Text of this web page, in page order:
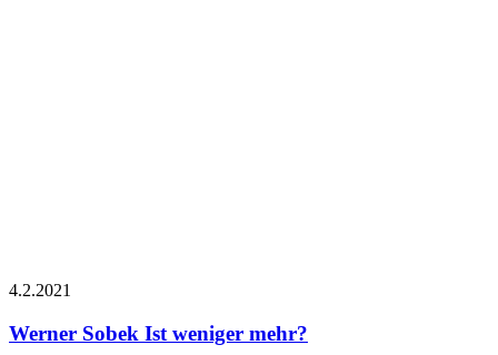
4.2.2021
Werner Sobek Ist weniger mehr?